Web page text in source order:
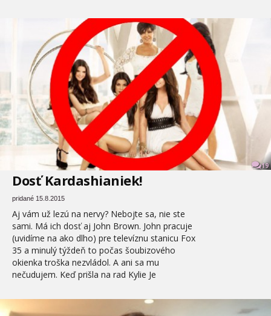
19
Dosť Kardashianiek!
pridané 15.8.2015
Aj vám už lezú na nervy? Nebojte sa, nie ste
sami. Má ich dosť aj John Brown. John pracuje
(uvidíme na ako dlho) pre televíznu stanicu Fox
35 a minulý týždeň to počas šoubizového
okienka troška nezvládol. A ani sa mu
nečudujem. Keď prišla na rad Kylie Je